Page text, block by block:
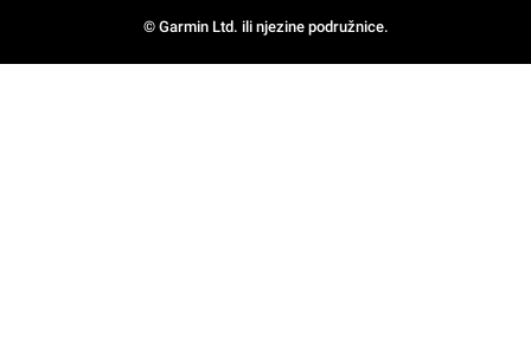
© Garmin Ltd. ili njezine podružnice.